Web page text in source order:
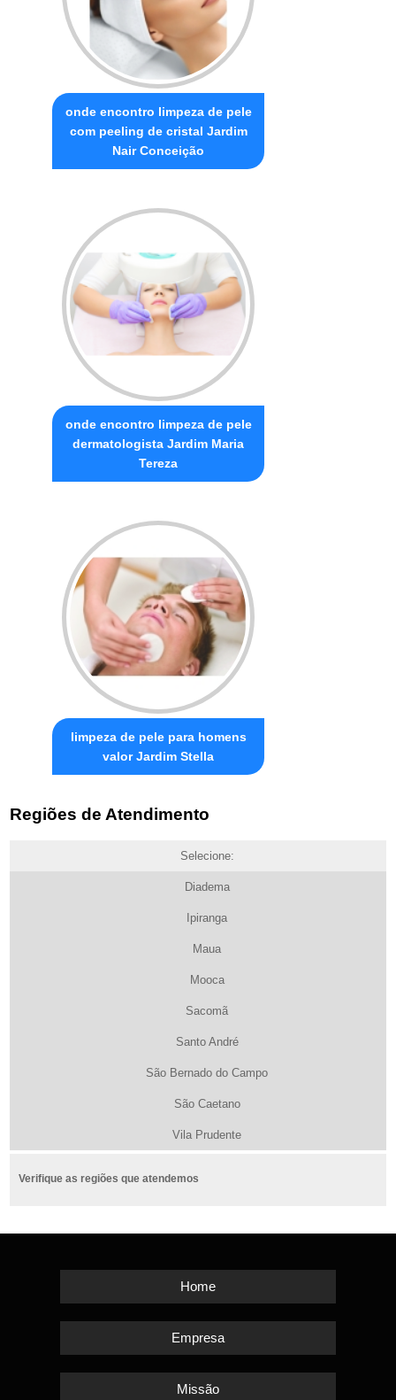
onde encontro limpeza de pele
com peeling de cristal Jardim
Nair Conceição
onde encontro limpeza de pele
dermatologista Jardim Maria
Tereza
limpeza de pele para homens
valor Jardim Stella
Regiões de Atendimento
Selecione:
Diadema
Ipiranga
Maua
Mooca
Sacomã
Santo André
São Bernado do Campo
São Caetano
Vila Prudente
Verifique as regiões que atendemos
Home
Empresa
Missão